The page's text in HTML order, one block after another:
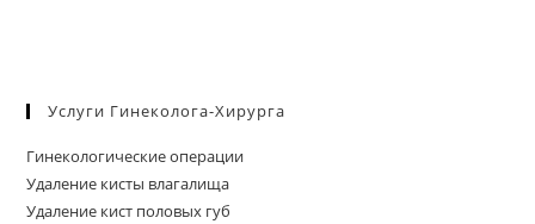
Услуги Гинеколога-Хирурга
Гинекологические операции
Удаление кисты влагалища
Удаление кист половых губ